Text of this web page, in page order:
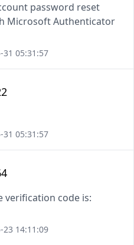
password reset
Microsoft Authenticator
31 05:31:57
31 05:31:57
verification code is:
23 14:11:09